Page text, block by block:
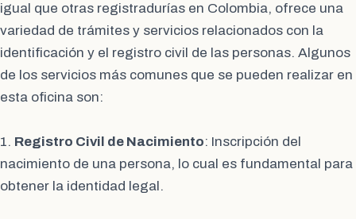
igual que otras registradurías en Colombia, ofrece una
variedad de trámites y servicios relacionados con la
identificación y el registro civil de las personas. Algunos
de los servicios más comunes que se pueden realizar en
esta oficina son:
1. Registro Civil de Nacimiento: Inscripción del
nacimiento de una persona, lo cual es fundamental para
obtener la identidad legal.